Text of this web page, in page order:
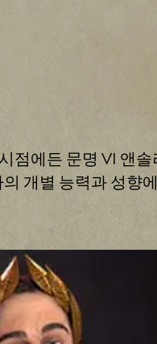
점에든 문명 VI 앤
개별 능력과 성향